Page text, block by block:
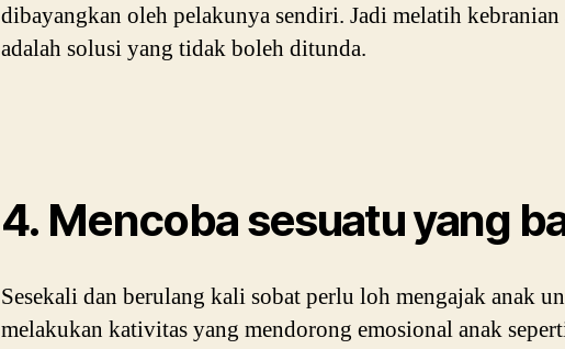
dibayangkan oleh pelakunya sendiri. Jadi melatih kebranian
adalah solusi yang tidak boleh ditunda.
4. Mencoba sesuatu yang
Sesekali dan berulang kali sobat perlu loh mengajak anak
melakukan kativitas yang mendorong emosional anak